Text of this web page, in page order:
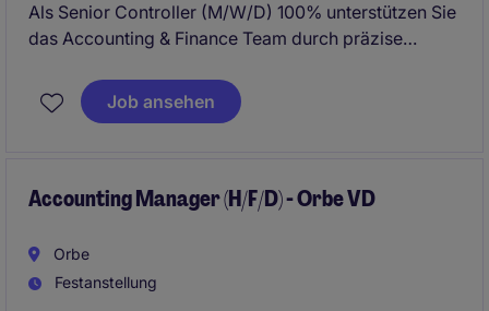
Als Senior Controller (M/W/D) 100% unterstützen Sie
das Accounting & Finance Team durch präzise
Geschäftsentscheidungen zu ermöglichen. In
Unterengstringen erwartet Sie eine spannende,
Job ansehen
Accounting Manager (H/F/D) - Orbe VD
Orbe
Festanstellung